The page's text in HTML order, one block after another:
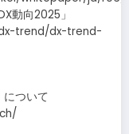
動向2025」
trend/dx-trend-
ついて